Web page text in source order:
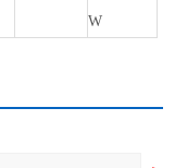
W